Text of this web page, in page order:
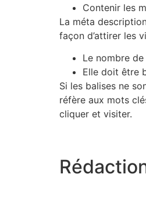
Contenir les
La méta
façon d’attirer les
Le nombre
Elle doit être
Si les balises ne
réfère aux mots
cliquer et visiter.